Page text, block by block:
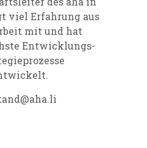
viel Erfahrung aus
mit und hat
Entwicklungs-